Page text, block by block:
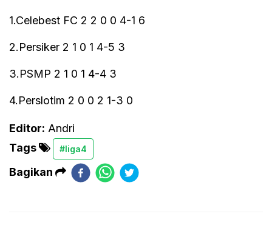
1.Celebest FC 2 2 0 0 4-1 6
2.Persiker 2 1 0 1 4-5 3
3.PSMP 2 1 0 1 4-4 3
4.Perslotim 2 0 0 2 1-3 0
Editor: Andri
Tags
#liga4
Bagikan